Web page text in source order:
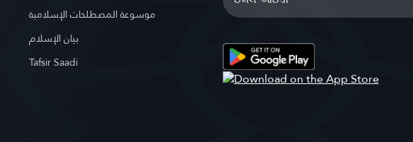
موسوعة المصطلحات الإسلامية
بيان الإسلام
Tafsir Saadi